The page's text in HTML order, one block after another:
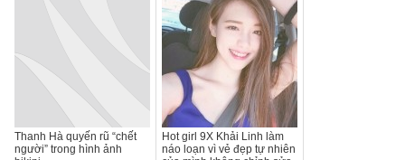
Thanh Hà quyến rũ “chết
người” trong hình ảnh
Hot girl 9X Khải Linh làm
náo loạn vì vẻ đẹp tự nhiên